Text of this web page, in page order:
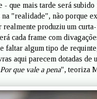
que mais tarde será subido
"realidade", não porque
produziu um
cada frame com
faltar algum tipo de
aqui parecem dotadas de
que vale a pena", teoriza